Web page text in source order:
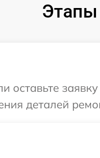
оставьте
деталей